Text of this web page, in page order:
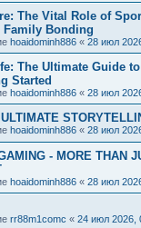
The Vital Role of
Family Bonding
hoaidominh886 « 28 июл
The Ultimate Guide
Started
hoaidominh886 « 28 июл
hoaidominh886 « 28 июл
- MORE THAN
hoaidominh886 « 28 июл
rr88m1comc « 24 июл 2026,